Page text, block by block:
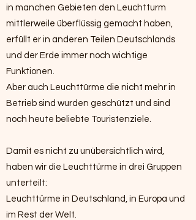
in manchen Gebieten den Leuchtturm
mittlerweile überflüssig gemacht haben,
erfüllt er in anderen Teilen Deutschlands
und der Erde immer noch wichtige
Funktionen.
Aber auch Leuchttürme die nicht mehr in
Betrieb sind wurden geschützt und sind
noch heute beliebte Touristenziele.
Damit es nicht zu unübersichtlich wird,
haben wir die Leuchttürme in drei Gruppen
unterteilt:
Leuchttürme in Deutschland, in Europa und
im Rest der Welt.